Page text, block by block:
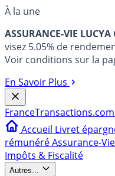
À la une
ASSURANCE-VIE LUCYA
visez 5.05% de
Voir conditions sur la
En Savoir Plus
FranceTransactions.com
Accueil Livret
rémunéréAssurance-Vie
Impôts & Fiscalité
Autres...